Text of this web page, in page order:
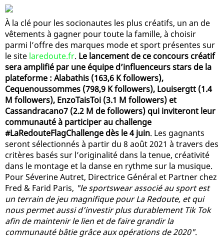
À la clé pour les socionautes les plus créatifs, un an de
vêtements à gagner pour toute la famille, à choisir
parmi l’offre des marques mode et sport présentes sur
le site laredoute.fr. Le lancement de ce concours créatif
sera amplifié par une équipe d’influenceurs stars de la
plateforme : Alabathis (163,6 K followers),
Cequenoussommes (798,9 K followers), Louisergtt (1.4
M followers), EnzoTaisToi (3.1 M followers) et
Cassandracano7 (2.2 M de followers) qui inviteront leur
communauté à participer au challenge
#LaRedouteFlagChallenge dès le 4 juin. Les gagnants
seront sélectionnés à partir du 8 août 2021 à travers des
critères basés sur l’originalité dans la tenue, créativité
dans le montage et la danse en rythme sur la musique.
Pour Séverine Autret, Directrice Général et Partner chez
Fred & Farid Paris, "le sportswear associé au sport est
un terrain de jeu magnifique pour La Redoute, et qui
nous permet aussi d’investir plus durablement Tik Tok
afin de maintenir le lien et de faire grandir la
communauté bâtie grâce aux opérations de 2020".